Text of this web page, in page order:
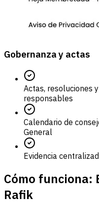
Gobernanza y actas
Actas, resoluciones
responsables
Calendario de
General
Evidencia
Cómo funciona:
Rafik